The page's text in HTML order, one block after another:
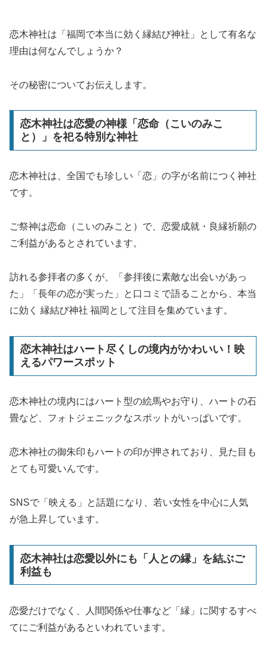
恋木神社は「福岡で本当に効く縁結び神社」として有名な
理由は何なんでしょうか？
その秘密についてお伝えします。
恋木神社は恋愛の神様「恋命（こいのみこ
と）」を祀る特別な神社
恋木神社は、全国でも珍しい「恋」の字が名前につく神社
です。
ご祭神は恋命（こいのみこと）で、恋愛成就・良縁祈願の
ご利益があるとされています。
訪れる参拝者の多くが、「参拝後に素敵な出会いがあっ
た」「長年の恋が実った」と口コミで語ることから、本当
に効く 縁結び神社 福岡として注目を集めています。
恋木神社はハート尽くしの境内がかわいい！映
えるパワースポット
恋木神社の境内にはハート型の絵馬やお守り、ハートの石
畳など、フォトジェニックなスポットがいっぱいです。
恋木神社の御朱印もハートの印が押されており、見た目も
とても可愛いんです。
SNSで「映える」と話題になり、若い女性を中心に人気
が急上昇しています。
恋木神社は恋愛以外にも「人との縁」を結ぶご
利益も
恋愛だけでなく、人間関係や仕事など「縁」に関するすべ
てにご利益があるといわれています。